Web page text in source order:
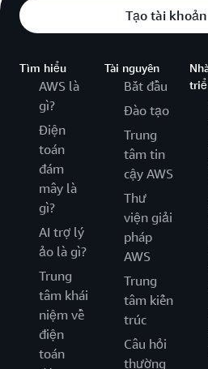
Tạo tài khoản
Tìm hiểu
AWS là
gì?
Điện
toán
đám
mây là
gì?
AI trợ lý
ảo là gì?
Trung
tâm khái
niệm về
điện
toán
Tài nguyên
Bắt đầu
Đào tạo
Trung
tâm tin
cậy AWS
Thư
viện giải
pháp
AWS
Trung
tâm kiến
trúc
Câu hỏi
thường